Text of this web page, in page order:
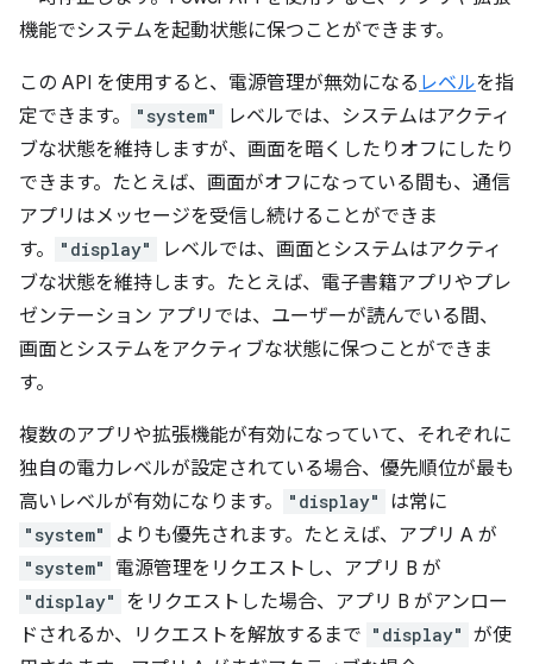
機能でシステムを起動状態に保つことができます。
この API を使用すると、電源管理が無効になる レベルを指
定できます。
"system"
レベルでは、システムはアクティ
ブな状態を維持しますが、画面を暗くしたりオフにしたり
できます。たとえば、画面がオフになっている間も、通信
アプリはメッセージを受信し続けることができま
す。
"display"
レベルでは、画面とシステムはアクティ
ブな状態を維持します。たとえば、電子書籍アプリやプレ
ゼンテーション アプリでは、ユーザーが読んでいる間、
画面とシステムをアクティブな状態に保つことができま
す。
複数のアプリや拡張機能が有効になっていて、それぞれに
独自の電力レベルが設定されている場合、優先順位が最も
高いレベルが有効になります。
"display" は常に
"system" よりも優先されます。たとえば、アプリ A が
"system" 電源管理をリクエストし、アプリ B が
"display"
をリクエストした場合、アプリ B がアンロー
ドされるか、リクエストを解放するまで "display" が使